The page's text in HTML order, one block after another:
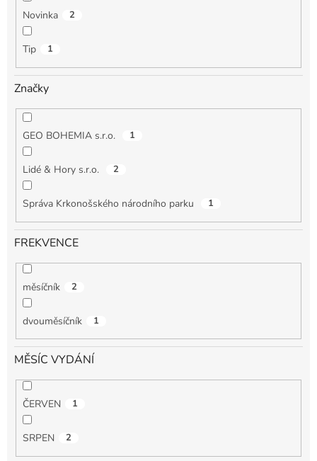
Novinka 2
Tip 1
Značky
GEO BOHEMIA s.r.o. 1
Lidé & Hory s.r.o. 2
Správa Krkonošského národního parku 1
FREKVENCE
měsíčník 2
dvouměsíčník 1
MĚSÍC VYDÁNÍ
ČERVEN 1
SRPEN 2